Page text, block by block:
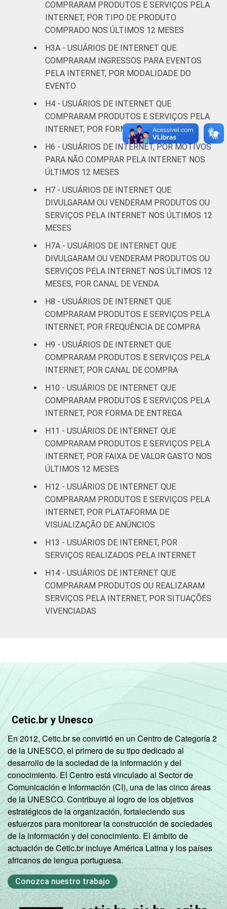
Fundamental
Médio
Superior
FAIXA
ETÁRIA
De 10 a 15 anos
De 16 a 24 anos 38
De 25 a 34 anos 55
De 35 a 44 anos
De 45 a 59 anos 42
RENDA
FAMILIAR
Até 1 SM
Mais de 1 SM até 2
SM
Mais de 2 SM até 3
SM
50
Mais de 3 SM até 5
SM
48
Mais de 5 SM até 10
SM
Não tem renda 14
Não sabe
Não respondeu 51
CLASSE
A
B
C
DE 26
Pesquisa sobre o uso das tecnologias de
informação e comunicação nos domicílios
brasileiros - TIC Domicílios 2022.
COMPRARAM PRODUTOS E SERVIÇOS PELA
INTERNET, POR TIPO DE PRODUTO
COMPRADO NOS ÚLTIMOS 12 MESES
H3A - USUÁRIOS DE INTERNET QUE
COMPRARAM INGRESSOS PARA EVENTOS
PELA INTERNET, POR MODALIDADE DO
EVENTO
H4 - USUÁRIOS DE INTERNET QUE
COMPRARAM PRODUTOS E SERVIÇOS PELA
INTERNET, POR FORMA DE PAGAMENTO
H6 - USUÁRIOS DE INTERNET, POR MOTIVOS
PARA NÃO COMPRAR PELA INTERNET NOS
ÚLTIMOS 12 MESES
H7 - USUÁRIOS DE INTERNET QUE
DIVULGARAM OU VENDERAM PRODUTOS OU
SERVIÇOS PELA INTERNET NOS ÚLTIMOS 12
MESES
H7A - USUÁRIOS DE INTERNET QUE
DIVULGARAM OU VENDERAM PRODUTOS OU
SERVIÇOS PELA INTERNET NOS ÚLTIMOS 12
MESES, POR CANAL DE VENDA
H8 - USUÁRIOS DE INTERNET QUE
COMPRARAM PRODUTOS E SERVIÇOS PELA
INTERNET, POR FREQUÊNCIA DE COMPRA
H9 - USUÁRIOS DE INTERNET QUE
COMPRARAM PRODUTOS E SERVIÇOS PELA
INTERNET, POR CANAL DE COMPRA
H10 - USUÁRIOS DE INTERNET QUE
COMPRARAM PRODUTOS E SERVIÇOS PELA
INTERNET, POR FORMA DE ENTREGA
H11 - USUÁRIOS DE INTERNET QUE
COMPRARAM PRODUTOS E SERVIÇOS PELA
INTERNET, POR FAIXA DE VALOR GASTO NOS
ÚLTIMOS 12 MESES
H12 - USUÁRIOS DE INTERNET QUE
COMPRARAM PRODUTOS E SERVIÇOS PELA
INTERNET, POR PLATAFORMA DE
VISUALIZAÇÃO DE ANÚNCIOS
H13 - USUÁRIOS DE INTERNET, POR
SERVIÇOS REALIZADOS PELA INTERNET
H14 - USUÁRIOS DE INTERNET QUE
COMPRARAM PRODUTOS OU REALIZARAM
SERVIÇOS PELA INTERNET, POR SITUAÇÕES
VIVENCIADAS
Cetic.br y Unesco
En 2012, Cetic.br se convirtió en un Centro de Categoría 2
de la UNESCO, el primero de su tipo dedicado al
desarrollo de la sociedad de la información y del
conocimiento. El Centro está vinculado al Sector de
Comunicación e Información (CI), una de las cinco áreas
de la UNESCO. Contribuye al logro de los objetivos
estratégicos de la organización, fortaleciendo sus
esfuerzos para monitorear la construcción de sociedades
de la información y del conocimiento. El ámbito de
actuación de Cetic.br incluye América Latina y los países
africanos de lengua portuguesa.
Conozca nuestro trabajo